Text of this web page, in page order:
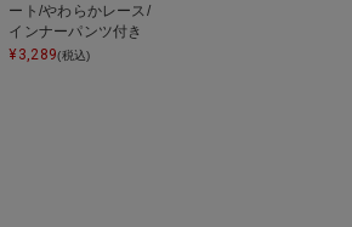
ート/やわらかレース/
インナーパンツ付き
¥3,289(税込)